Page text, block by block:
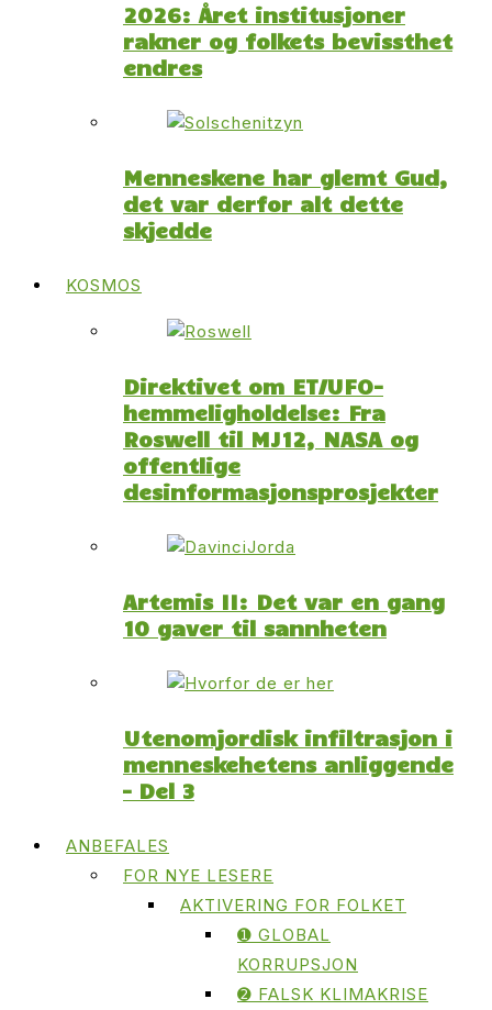
2026: Året institusjoner
rakner og folkets bevissthet
endres
Menneskene har glemt Gud,
det var derfor alt dette
skjedde
KOSMOS
Direktivet om ET/UFO-
hemmeligholdelse: Fra
Roswell til MJ12, NASA og
offentlige
desinformasjonsprosjekter
Artemis II: Det var en gang
10 gaver til sannheten
Utenomjordisk infiltrasjon i
menneskehetens anliggende
– Del 3
ANBEFALES
FOR NYE LESERE
AKTIVERING FOR FOLKET
➊ GLOBAL
KORRUPSJON
➋ FALSK KLIMAKRISE